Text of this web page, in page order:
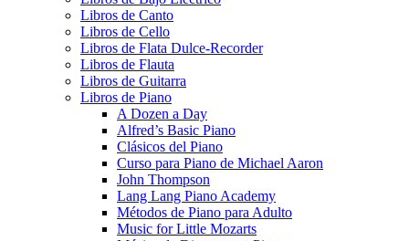
Libros de Canto
Libros de Cello
Libros de Flata Dulce-Recorder
Libros de Flauta
Libros de Guitarra
Libros de Piano
A Dozen a Day
Alfred’s Basic Piano
Clásicos del Piano
Curso para Piano de Michael Aaron
John Thompson
Lang Lang Piano Academy
Métodos de Piano para Adulto
Music for Little Mozarts